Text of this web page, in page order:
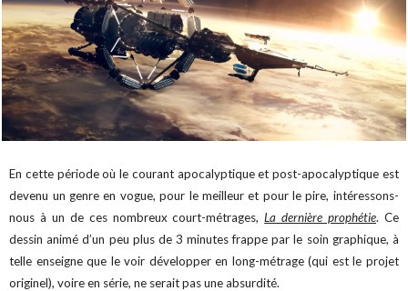
En cette période où le courant apocalyptique et post-apocalyptique est
devenu un genre en vogue, pour le meilleur et pour le pire, intéressons-
nous à un de ces nombreux court-métrages,La dernière prophétie. Ce
dessin animé d’un peu plus de 3 minutes frappe par le soin graphique, à
telle enseigne que le voir développer en long-métrage (qui est le projet
originel), voire en série, ne serait pas une absurdité.